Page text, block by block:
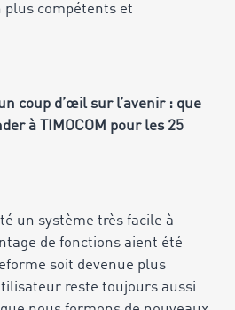
plus compétents et
coup d’œil sur l’avenir : que
à TIMOCOM pour les 25
un système très facile à
de fonctions aient été
soit devenue plus
reste toujours aussi